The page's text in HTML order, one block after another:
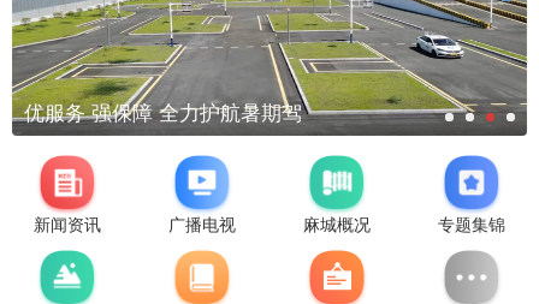
优服务 强保障 全力护航暑期驾
新闻资讯 广播电视 麻城概况 专题集锦